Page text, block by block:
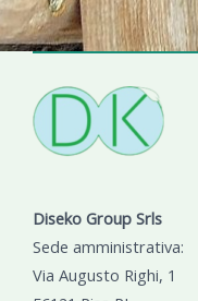
Diseko Group Srls
Sede amministrativa:
Via Augusto Righi, 1